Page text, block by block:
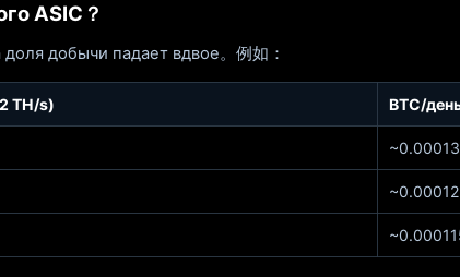
ASIC？
добычи падает вдвое。例如：
TH/s) BTC/